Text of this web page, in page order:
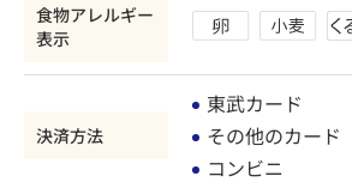
食物アレルギー
表示
決済方法
東武カード
その他のカード
コンビニ